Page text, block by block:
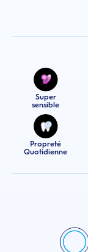
Super
sensible
Propreté
Quotidienne